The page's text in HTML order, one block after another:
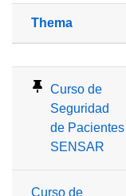
Status
Thema
Curso de
Seguridad
de Pacientes
SENSAR
Curso de